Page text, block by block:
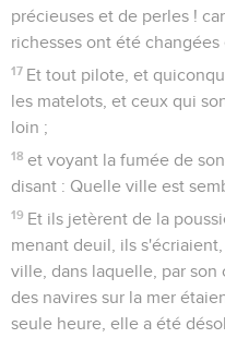
précieuses et de perles !
richesses ont été changées
17 Et tout pilote, et
les matelots, et ceux qui
loin ;
18 et voyant la fumée de
disant : Quelle ville est
19 Et ils jetèrent de la
menant deuil, ils
ville, dans laquelle, par
des navires sur la mer
seule heure, elle a été